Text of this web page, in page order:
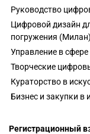
Руководство
Цифровой дизайн
погружения (Милан)
Управление в
Творческие
Кураторство в
Бизнес и закупки
Регистрационный